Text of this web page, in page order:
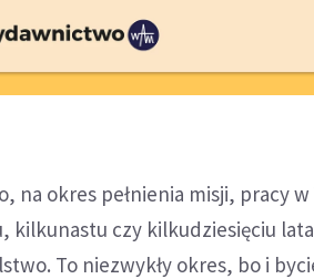
na okres pełnienia misji, pracy
kilkunastu czy kilkudziesięciu
To niezwykły okres, bo i